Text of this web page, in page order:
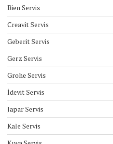
Bien Servis
Creavit Servis
Geberit Servis
Gerz Servis
Grohe Servis
İdevit Servis
Japar Servis
Kale Servis